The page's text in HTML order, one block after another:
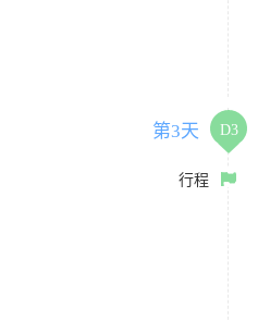
第3天 D3
行程